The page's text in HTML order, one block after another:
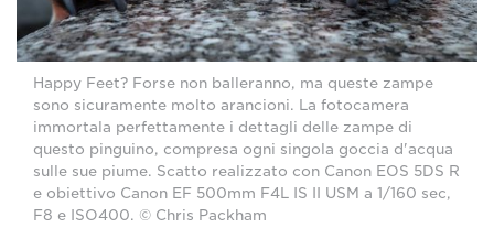
Happy Feet? Forse non balleranno, ma queste zampe
sono sicuramente molto arancioni. La fotocamera
immortala perfettamente i dettagli delle zampe di
questo pinguino, compresa ogni singola goccia d'acqua
sulle sue piume. Scatto realizzato con Canon EOS 5DS R
e obiettivo Canon EF 500mm F4L IS II USM a 1/160 sec,
F8 e ISO400. © Chris Packham